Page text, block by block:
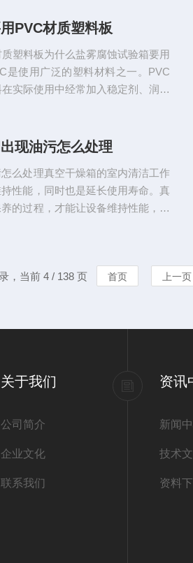
验，另一类是人工加速模拟盐雾环
PVC材质塑料板
塑料板为什么盐雾腐蚀试验箱要用
是使用广泛的塑料材料之一。PVC
实际使用中经常加入稳定剂、润滑
够被浓氧化酸如浓硫酸、浓硝酸所
现油污怎么处理
么处理真空干燥箱的室内清洁工作
性能，同时也是延长使用寿命。真
的过程，才能让设备维持性能，同
钢材质了吗？而且这种材质的耐腐
，当前 4 / 138 页 首页 上一页
关于我们
公司简介
企业文化
联系我们
资讯
新闻
技术
资料